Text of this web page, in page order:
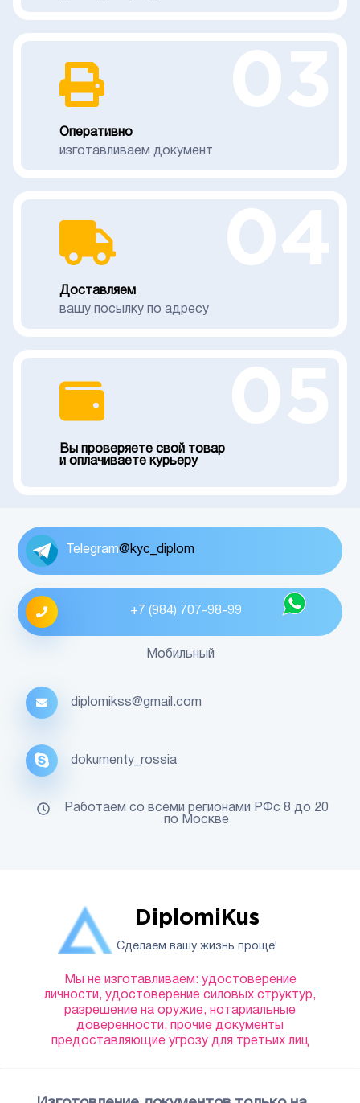
Оперативно
изготавливаем документ
Доставляем
вашу посылку по адресу
Вы проверяете свой товар
и оплачиваете курьеру
DiplomiKus
Сделаем вашу жизнь проще!
Мы не изготавливаем: удостоверение
личности, удостоверение силовых структур,
разрешение на оружие, нотариальные
доверенности, прочие документы
предоставляющие угрозу для третьих лиц
Telegram@kyc_diplom
+7 (984) 707-98-99
Мобильный
diplomikss@gmail.com
dokumenty_rossia
Работаем со всеми регионами РФс 8 до 20
по Москве